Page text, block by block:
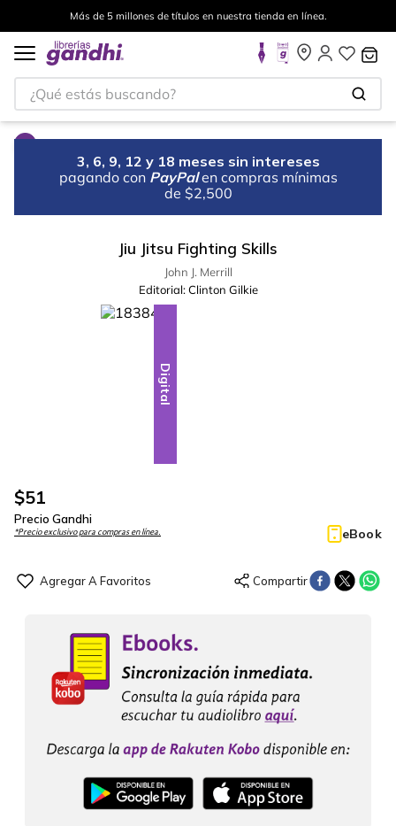
Más de 5 millones de títulos en nuestra tienda en línea.
¿Qué estás buscando?
3, 6, 9, 12 y 18 meses sin intereses
pagando con PayPal en compras mínimas
de $2,500
Jiu Jitsu Fighting Skills
John J. Merrill
Editorial: Clinton Gilkie
Digital
$51
Precio Gandhi
*Precio exclusivo para compras en línea. eBook